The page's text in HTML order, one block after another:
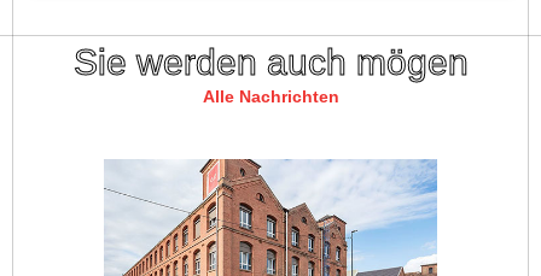
Sie werden auch mögen
Alle Nachrichten